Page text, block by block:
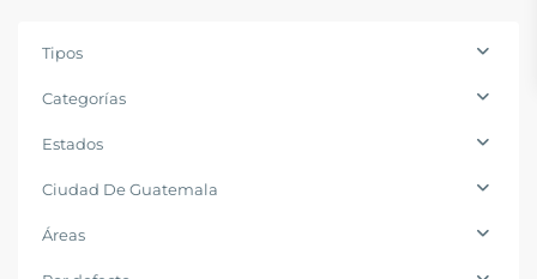
Tipos
Categorías
Estados
Ciudad De Guatemala
Áreas
14,